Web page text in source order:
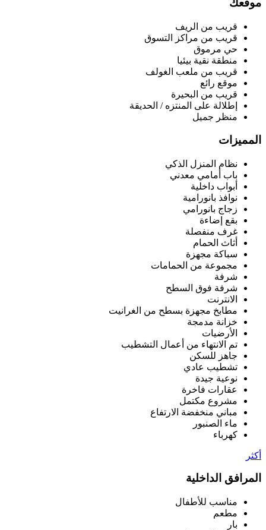
موقعك
قريب من الريف
قريب من مراكز التسوق
حي مرموق
منطقة نقية بيئيا
قريب من ملعب الغولف
موقع رائع
قريب من البحيرة
إطلالة على المنتزه / الحديقة
منظر جميل
المميزات
نظام المنزل الذكي
باب أمامي معدني
أبواب داخلية
نوافذ بانورامية
زجاج بانورامي
بقع إضاءة
غرف منفصلة
أثاث الحمام
سباكة مجهزة
مجموعة من الحمامات
شرفة
شرفة فوق السطح
الانترنت
مطابخ مجهزة بسطح من الغرانيت
خزانة مدمجة
الأرضيات
تم الانتهاء من أعمال التشطيب
جاهز للسكن
تشطيب عادي
نوعية جيدة
عقارات فاخرة
مشروع مكتمل
مباني منخفضة الارتفاع
ماء الصنبور
كهرباء
أكثر
المرافق الداخلية
مناسب للأطفال
مطعم
بار